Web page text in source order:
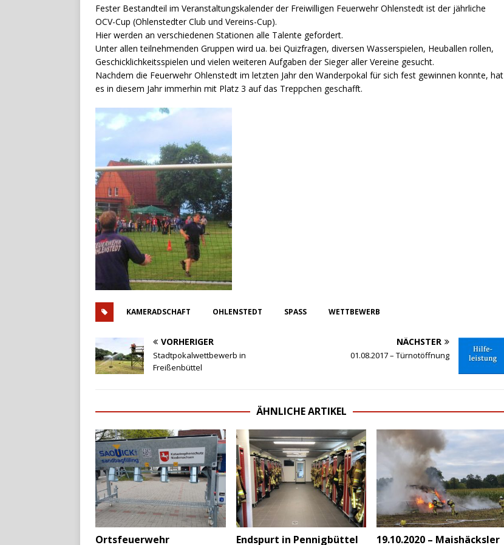
Fester Bestandteil im Veranstaltungskalender der Freiwilligen Feuerwehr Ohlenstedt ist der jährliche
OCV-Cup (Ohlenstedter Club und Vereins-Cup).
Hier werden an verschiedenen Stationen alle Talente gefordert.
Unter allen teilnehmenden Gruppen wird ua. bei Quizfragen, diversen Wasserspielen, Heuballen rollen,
Geschicklichkeitsspielen und vielen weiteren Aufgaben der Sieger aller Vereine gesucht.
Nachdem die Feuerwehr Ohlenstedt im letzten Jahr den Wanderpokal für sich fest gewinnen konnte, hat
es in diesem Jahr immerhin mit Platz 3 auf das Treppchen geschafft.
KAMERADSCHAFT OHLENSTEDT SPASS WETTBEWERB
VORHERIGER
Stadtpokalwettbewerb in
Freißenbüttel
NÄCHSTER
01.08.2017 – Türnotöffnung
ÄHNLICHE ARTIKEL
Ortsfeuerwehr Endspurt in Pennigbüttel 19.10.2020 – Maishäcksler